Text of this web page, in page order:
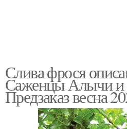
Слива фрося
Саженцы Алычи
Предзаказ весна